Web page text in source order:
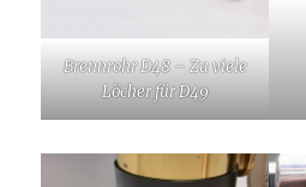
Brennrohr D48 – Zu viele
Löcher für D49